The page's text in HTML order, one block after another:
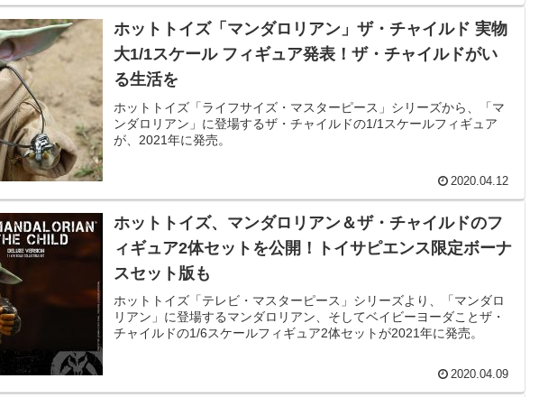
ホットトイズ「マンダロリアン」ザ・チャイルド 実物
大1/1スケール フィギュア発表！ザ・チャイルドがい
る生活を
ホットトイズ「ライフサイズ・マスターピース」シリーズから、「マ
ンダロリアン」に登場するザ・チャイルドの1/1スケールフィギュア
が、2021年に発売。
2020.04.12
ホットトイズ、マンダロリアン＆ザ・チャイルドのフ
ィギュア2体セットを公開！トイサピエンス限定ボーナ
スセット版も
ホットトイズ「テレビ・マスターピース」シリーズより、「マンダロ
リアン」に登場するマンダロリアン、そしてベイビーヨーダことザ・
チャイルドの1/6スケールフィギュア2体セットが2021年に発売。
2020.04.09